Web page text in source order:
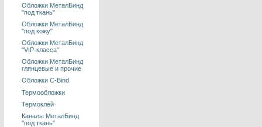
Обложки МеталБинд
"под ткань"
Обложки МеталБинд
"под кожу"
Обложки МеталБинд
"VIP-класса"
Обложки МеталБинд
глянцевые и прочие
Обложки C-Bind
Термообложки
Термоклей
Каналы МеталБинд
"под ткань"